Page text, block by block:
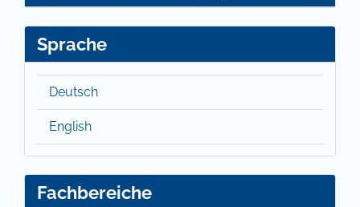
Sprache
Deutsch
English
Fachbereiche